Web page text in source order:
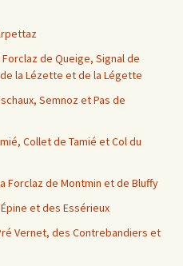
de Queige, Signal de
la Lézette et de la Légette
Semnoz et Pas de
Collet de Tamié et Col du
Forclaz de Montmin et de Bluffy
et des Essérieux
Vernet, des Contrebandiers et